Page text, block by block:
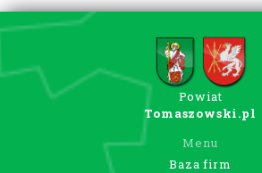
Powiat
Tomaszowski.pl
Menu
Baza firm